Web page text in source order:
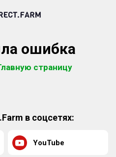
ошибка
страницу
в соцсетях:
YouTube